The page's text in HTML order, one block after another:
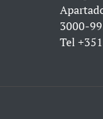
3000-
Tel